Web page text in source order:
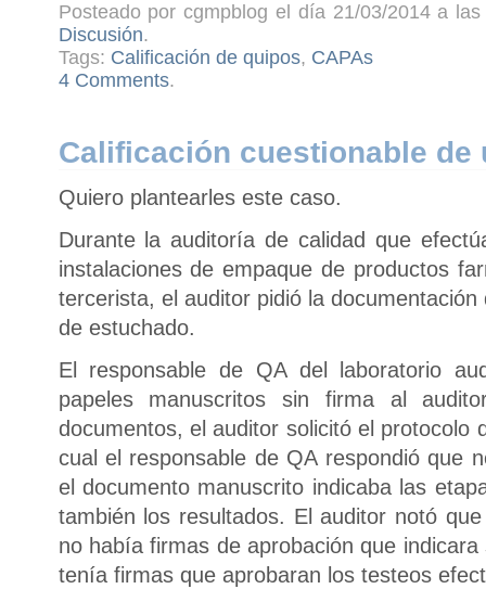
Posteado por cgmpblog el día 21/03/2014 a
Discusión.
Tags: Calificación de quipos, CAPAs
4 Comments.
Calificación cuestionable de
Quiero plantearles este caso.
Durante la auditoría de calidad que
instalaciones de empaque de productos
tercerista, el auditor pidió la
de estuchado.
El responsable de QA del laboratorio
papeles manuscritos sin firma al
documentos, el auditor solicitó el protocolo
cual el responsable de QA respondió que
el documento manuscrito indicaba las
también los resultados. El auditor notó
no había firmas de aprobación que
tenía firmas que aprobaran los testeos